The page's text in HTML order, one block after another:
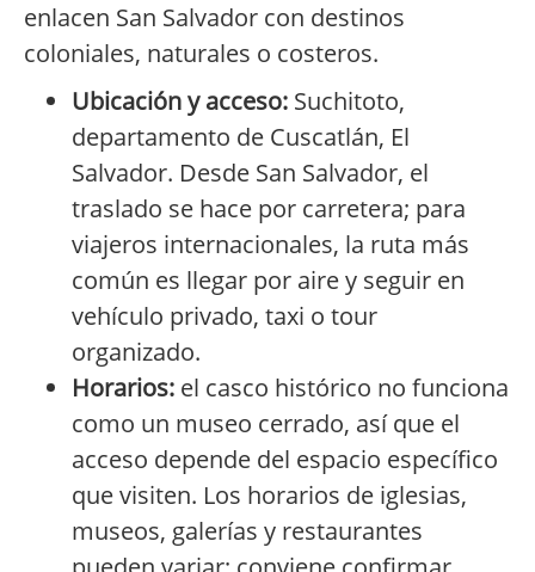
enlacen San Salvador con destinos
coloniales, naturales o costeros.
Ubicación y acceso: Suchitoto,
departamento de Cuscatlán, El
Salvador. Desde San Salvador, el
traslado se hace por carretera; para
viajeros internacionales, la ruta más
común es llegar por aire y seguir en
vehículo privado, taxi o tour
organizado.
Horarios: el casco histórico no funciona
como un museo cerrado, así que el
acceso depende del espacio específico
que visiten. Los horarios de iglesias,
museos, galerías y restaurantes